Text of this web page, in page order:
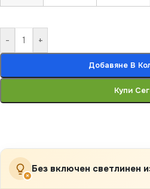
- +
Добавяне В
Купи
×
Без включен светлинен